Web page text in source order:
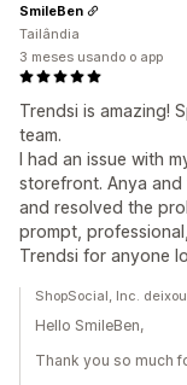
Trendsi is amazing!
team.
I had an issue with
storefront. Anya
and resolved the
prompt,
Trendsi for anyone
SmileBen
Tailândia
3 meses usando o app
ShopSocial, Inc.
Hello SmileBen,
Thank you so much